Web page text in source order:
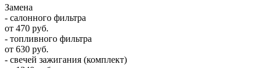
Замена
- салонного фильтра
от 470 руб.
- топливного фильтра
от 630 руб.
- свечей зажигания (комплект)